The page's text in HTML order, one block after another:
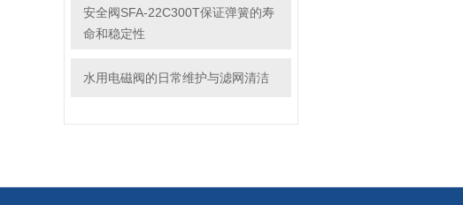
安全阀SFA-22C300T保证弹簧的寿
命和稳定性
水用电磁阀的日常维护与滤网清洁